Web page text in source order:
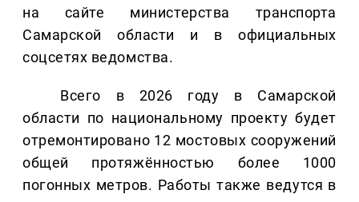
на сайте министерства транспорта
Самарской области и в официальных
соцсетях ведомства.
Всего в 2026 году в Самарской
области по национальному проекту будет
отремонтировано 12 мостовых сооружений
общей протяжённостью более 1000
погонных метров. Работы также ведутся в